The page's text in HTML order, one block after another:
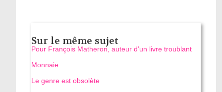
Sur le même sujet
Pour François Matheron, auteur d’un livre troublant
Monnaie
Le genre est obsolète